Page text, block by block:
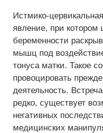
Истмико-
явление, при котором
беременности
мышц под
тонуса матки. Такое
провоцировать
деятельность.
редко, существует
негативных
медицинских